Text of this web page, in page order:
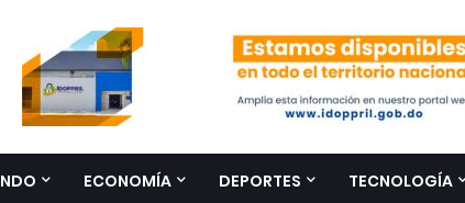
ECONOMÍA DEPORTES TECNOLOGÍA